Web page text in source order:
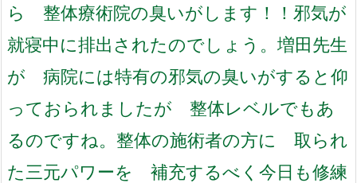
ら 整体療術院の臭いがします！！ 邪気が
就寝中に排出されたのでしょう。 増田先生
が 病院には特有の邪気の臭いがする と仰
っておられましたが 整体レベルでもあ
るのですね。 整体の施術者の方に 取られ
た三元パワーを 補充するべく今日も修練